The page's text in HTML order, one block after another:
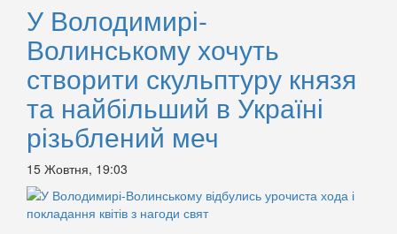
У Володимирі-
Волинському хочуть
створити скульптуру князя
та найбільший в Україні
різьблений меч
15 Жовтня, 19:03